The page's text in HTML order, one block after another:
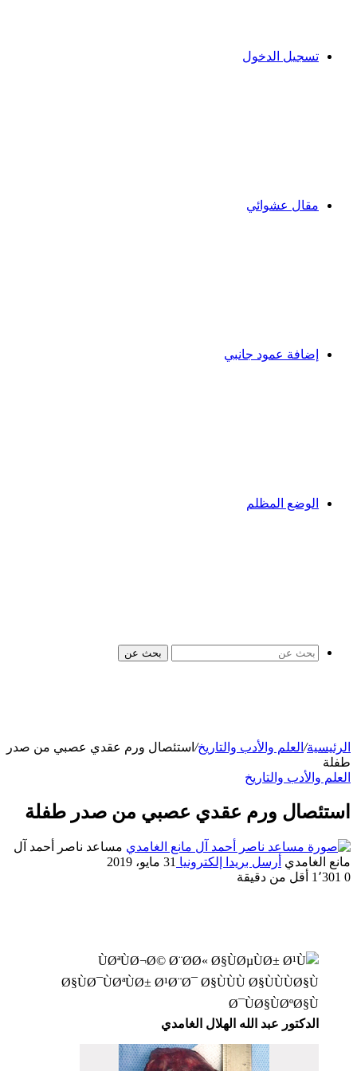
تسجيل الدخول
مقال عشوائي
إضافة عمود جانبي
الوضع المظلم
بحث عن
الرئيسية/ العلم والأدب والتاريخ/ استئصال ورم عقدي عصبي من صدر
طفلة
العلم والأدب والتاريخ
استئصال ورم عقدي عصبي من صدر طفلة
مساعد ناصر أحمد آل
مانع الغامدي أرسل بريدا إلكترونيا 31 مايو، 2019
0
أقل من دقيقة
الدكتور عبد الله الهلال الغامدي